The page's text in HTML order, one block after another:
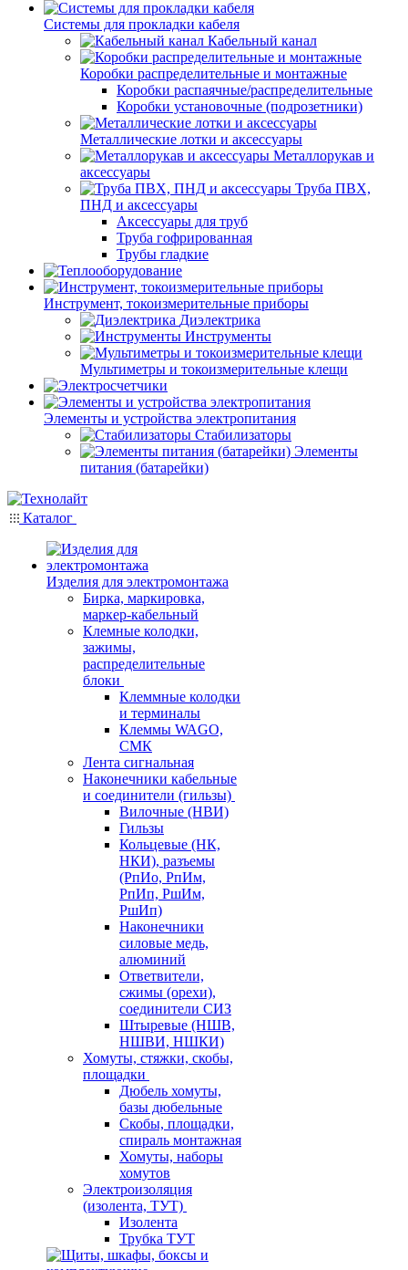
Системы для прокладки кабеля
Кабельный канал
Коробки распределительные и монтажные
Коробки распаячные/распределительные
Коробки установочные (подрозетники)
Металлические лотки и аксессуары
Металлорукав и
аксессуары
Труба ПВХ,
ПНД и аксессуары
Аксессуары для труб
Труба гофрированная
Трубы гладкие
Инструмент, токоизмерительные приборы
Диэлектрика
Инструменты
Мультиметры и токоизмерительные клещи
Элементы и устройства электропитания
Стабилизаторы
Элементы
питания (батарейки)
Каталог
Изделия для электромонтажа
Бирка, маркировка,
маркер-кабельный
Клемные колодки,
зажимы,
распределительные
блоки
Клеммные колодки
и терминалы
Клеммы WAGO,
СМК
Лента сигнальная
Наконечники кабельные
и соединители (гильзы)
Вилочные (НВИ)
Гильзы
Кольцевые (НК,
НКИ), разъемы
(РпИо, РпИм,
РпИп, РшИм,
РшИп)
Наконечники
силовые медь,
алюминий
Ответвители,
сжимы (орехи),
соединители СИЗ
Штыревые (НШВ,
НШВИ, НШКИ)
Хомуты, стяжки, скобы,
площадки
Дюбель хомуты,
базы дюбельные
Скобы, площадки,
спираль монтажная
Хомуты, наборы
хомутов
Электроизоляция
(изолента, ТУТ)
Изолента
Трубка ТУТ